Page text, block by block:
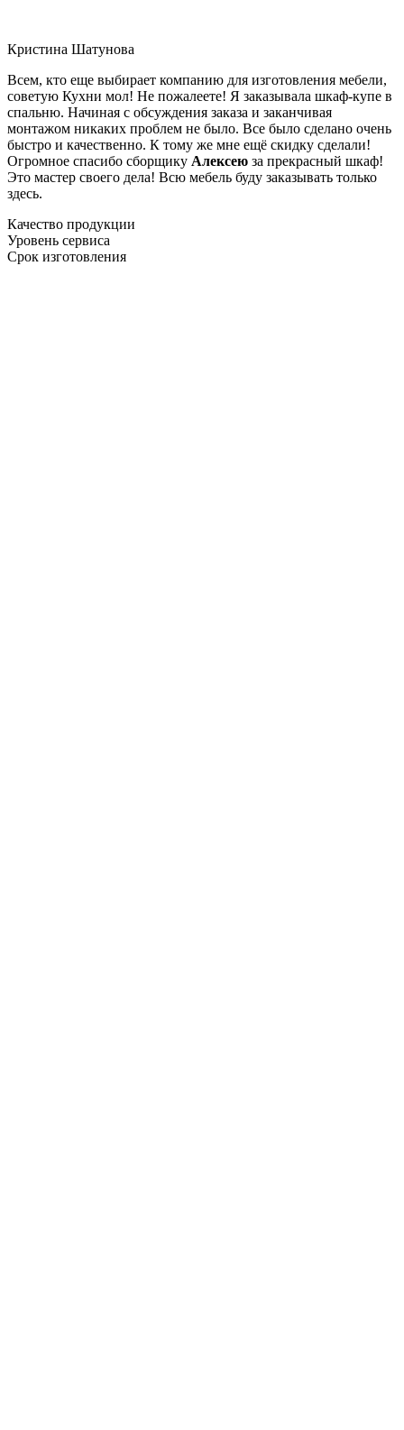
Кристина Шатунова
Всем, кто еще выбирает компанию для изготовления мебели,
советую Кухни мол! Не пожалеете! Я заказывала шкаф-купе в
спальню. Начиная с обсуждения заказа и заканчивая
монтажом никаких проблем не было. Все было сделано очень
быстро и качественно. К тому же мне ещё скидку сделали!
Огромное спасибо сборщику Алексею за прекрасный шкаф!
Это мастер своего дела! Всю мебель буду заказывать только
здесь.
Качество продукции
Уровень сервиса
Срок изготовления